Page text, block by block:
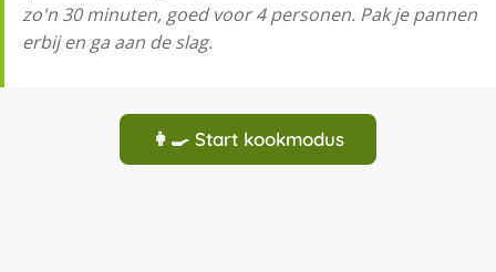
zo'n 30 minuten, goed voor 4 personen. Pak je pannen
erbij en ga aan de slag.
👩‍🍳 Start kookmodus